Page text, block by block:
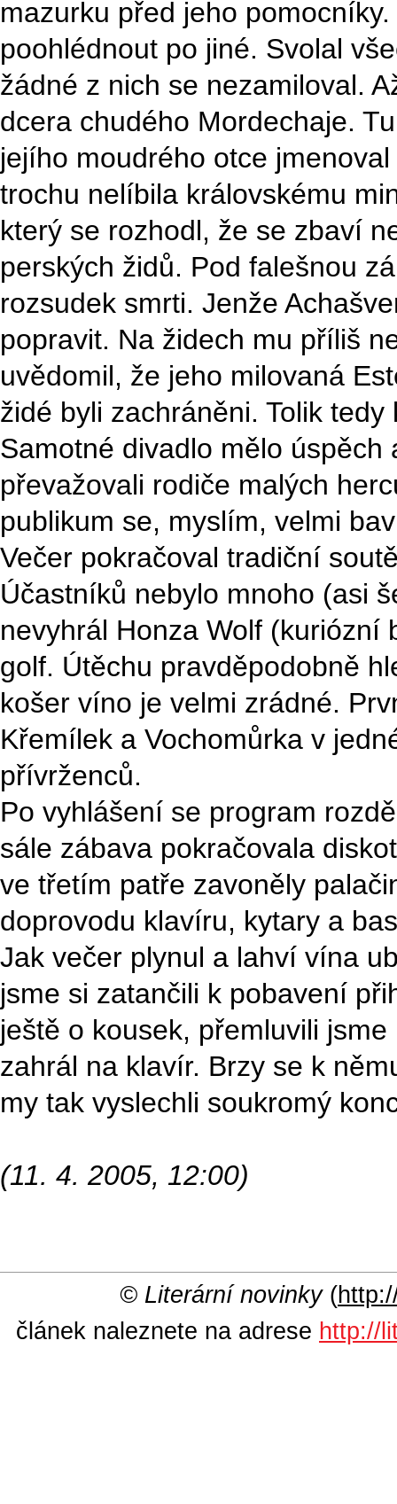
mazurku před jeho
poohlédnout po jiné. Svolal
žádné z nich se nezamiloval.
dcera chudého Mordechaje.
jejího moudrého otce
trochu nelíbila královskému
který se rozhodl, že se zbaví
perských židů. Pod falešnou
rozsudek smrti. Jenže
popravit. Na židech mu příliš
uvědomil, že jeho milovaná
židé byli zachráněni. Tolik tedy
Samotné divadlo mělo
převažovali rodiče malých
publikum se, myslím, velmi
Večer pokračoval tradiční
Účastníků nebylo mnoho (asi
nevyhrál Honza Wolf
golf. Útěchu pravděpodobně
košer víno je velmi zrádné.
Křemílek a Vochomůrka v
přívrženců.
Po vyhlášení se program
sále zábava pokračovala
ve třetím patře zavoněly
doprovodu klavíru, kytary a
Jak večer plynul a lahví vína
jsme si zatančili k pobavení
ještě o kousek, přemluvili
zahrál na klavír. Brzy se k
my tak vyslechli soukromý
(11. 4. 2005, 12:00)
© Literární novinky(
článek naleznete na adrese http://